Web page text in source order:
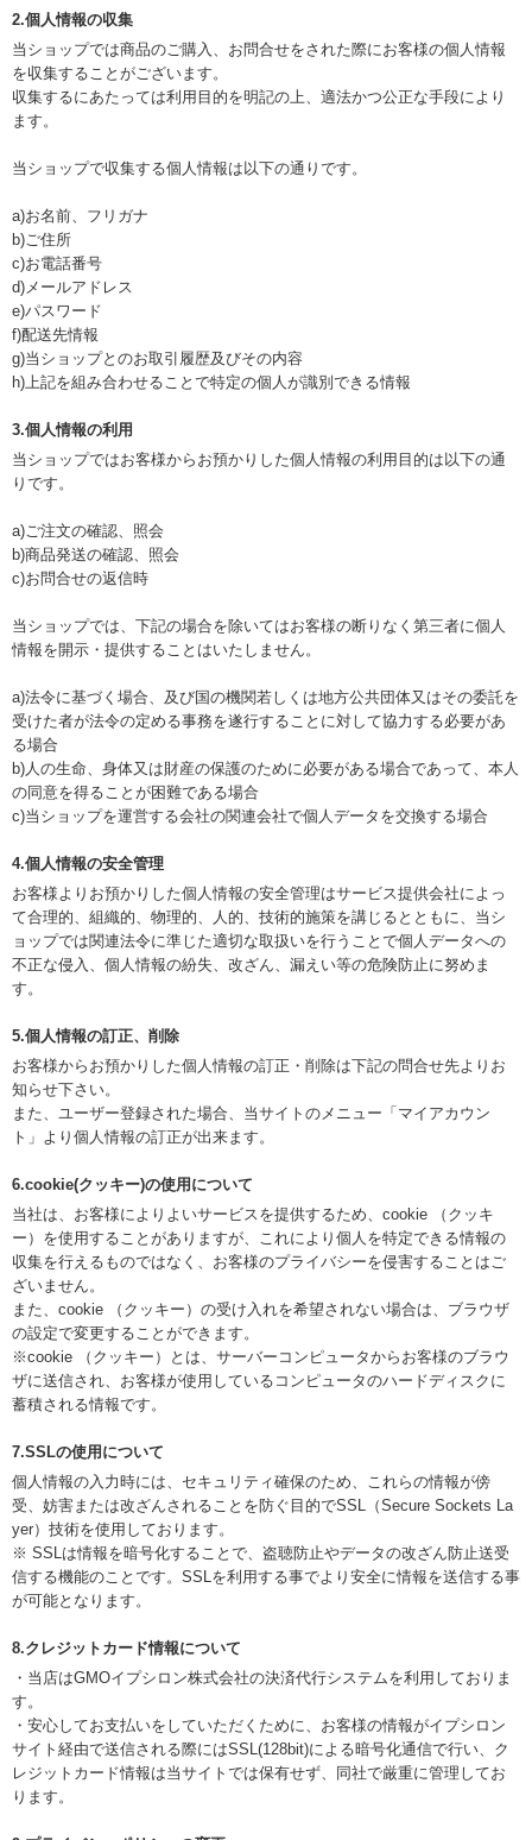
2.個人情報の収集
当ショップでは商品のご購入、お問合せをされた際にお客様の個人情報
を収集することがございます。
収集するにあたっては利用目的を明記の上、適法かつ公正な手段により
ます。
当ショップで収集する個人情報は以下の通りです。
a)お名前、フリガナ
b)ご住所
c)お電話番号
d)メールアドレス
e)パスワード
f)配送先情報
g)当ショップとのお取引履歴及びその内容
h)上記を組み合わせることで特定の個人が識別できる情報
3.個人情報の利用
当ショップではお客様からお預かりした個人情報の利用目的は以下の通
りです。
a)ご注文の確認、照会
b)商品発送の確認、照会
c)お問合せの返信時
当ショップでは、下記の場合を除いてはお客様の断りなく第三者に個人
情報を開示・提供することはいたしません。
a)法令に基づく場合、及び国の機関若しくは地方公共団体又はその委託を
受けた者が法令の定める事務を遂行することに対して協力する必要があ
る場合
b)人の生命、身体又は財産の保護のために必要がある場合であって、本人
の同意を得ることが困難である場合
c)当ショップを運営する会社の関連会社で個人データを交換する場合
4.個人情報の安全管理
お客様よりお預かりした個人情報の安全管理はサービス提供会社によっ
て合理的、組織的、物理的、人的、技術的施策を講じるとともに、当シ
ョップでは関連法令に準じた適切な取扱いを行うことで個人データへの
不正な侵入、個人情報の紛失、改ざん、漏えい等の危険防止に努めま
す。
5.個人情報の訂正、削除
お客様からお預かりした個人情報の訂正・削除は下記の問合せ先よりお
知らせ下さい。
また、ユーザー登録された場合、当サイトのメニュー「マイアカウン
ト」より個人情報の訂正が出来ます。
6.cookie(クッキー)の使用について
当社は、お客様によりよいサービスを提供するため、cookie （クッキ
ー）を使用することがありますが、これにより個人を特定できる情報の
収集を行えるものではなく、お客様のプライバシーを侵害することはご
ざいません。
また、cookie （クッキー）の受け入れを希望されない場合は、ブラウザ
の設定で変更することができます。
※cookie （クッキー）とは、サーバーコンピュータからお客様のブラウ
ザに送信され、お客様が使用しているコンピュータのハードディスクに
蓄積される情報です。
7.SSLの使用について
個人情報の入力時には、セキュリティ確保のため、これらの情報が傍
受、妨害または改ざんされることを防ぐ目的でSSL（Secure Sockets La
yer）技術を使用しております。
※ SSLは情報を暗号化することで、盗聴防止やデータの改ざん防止送受
信する機能のことです。SSLを利用する事でより安全に情報を送信する事
が可能となります。
8.クレジットカード情報について
・当店はGMOイプシロン株式会社の決済代行システムを利用しておりま
す。
・安心してお支払いをしていただくために、お客様の情報がイプシロン
サイト経由で送信される際にはSSL(128bit)による暗号化通信で行い、ク
レジットカード情報は当サイトでは保有せず、同社で厳重に管理してお
ります。